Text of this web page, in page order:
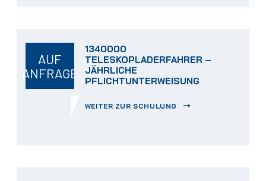
AUF
ANFRAGE
1340000
TELESKOPLADERFAHRER –
JÄHRLICHE
PFLICHTUNTERWEISUNG
WEITER ZUR SCHULUNG